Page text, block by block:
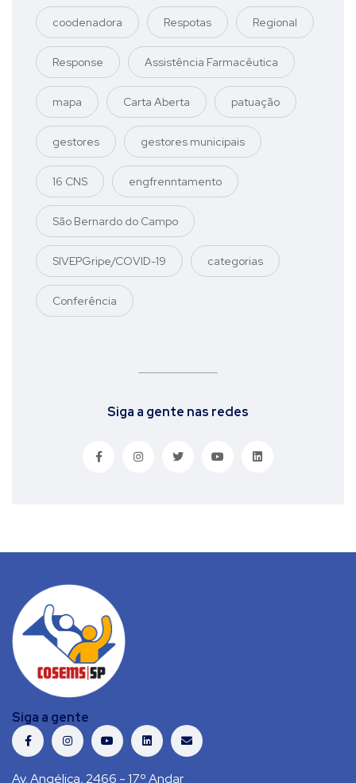
coodenadora Respotas Regional
Response Assistência Farmacêutica
mapa Carta Aberta patuação
gestores gestores municipais
16 CNS engfrenntamento
São Bernardo do Campo
SIVEPGripe/COVID-19 categorias
Conferência
Siga a gente nas redes
Siga a gente
Av. Angélica, 2466 - 17º Andar